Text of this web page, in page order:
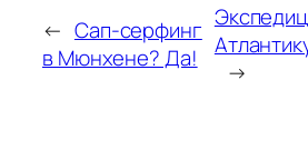
← Сап-серфинг
в Мюнхене? Да!
→